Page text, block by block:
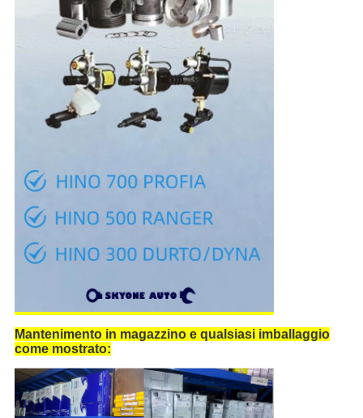
Mantenimento in magazzino e qualsiasi imballaggio
come mostrato: